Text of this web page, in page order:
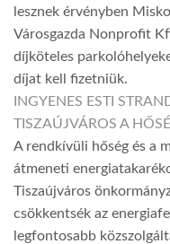
lesznek érvényben
Városgazda Nonprofit
díjköteles
díjat kell fizetniük.
INGYENES ESTI
TISZAÚJVÁROS A
A rendkívüli hőség és a
átmeneti
Tiszaújváros
csökkentsék az
legfontosabb